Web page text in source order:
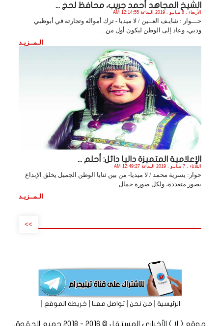
الشيخ المجاهد أحمد جريب، محافظ لحج ...
الأربعاء , 8 مـايـو , 2019 الساعة 12:14:55 AM
حـــوار : شايـف العــين / لا ميديا - ترك أمواله وتجارته في أبوظبي
ودبي، وعاد إلى الوطن ليكون أول من. .
الـمــزيـد
الإعلامية المتميزة داليا دائل: أحلم ...
الثلاثاء , 7 مـايـو , 2019 الساعة 12:49:27 AM
حوار: يسرية محمد / لا ميديا- من بين ثنايا الوطن الجميل يخلق الإبداع
بصور متعددة، ولكل صورة جمال. .
الـمــزيـد
>>
الرئيسية|من نحن|تواصل معنا|خريطة الموقع
موقع ( لا ) الأخباري المستقل © 2016 - 2018 جميع الحقوق